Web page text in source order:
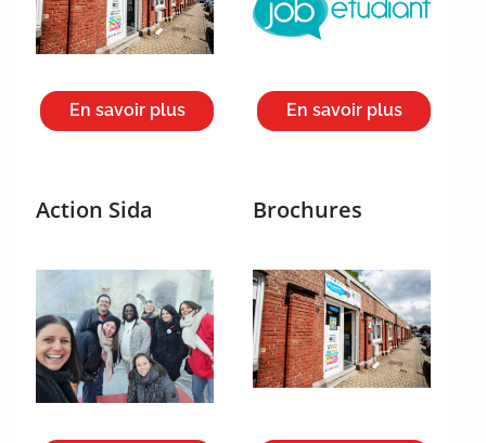
En savoir plus En savoir plus
Action Sida Brochures